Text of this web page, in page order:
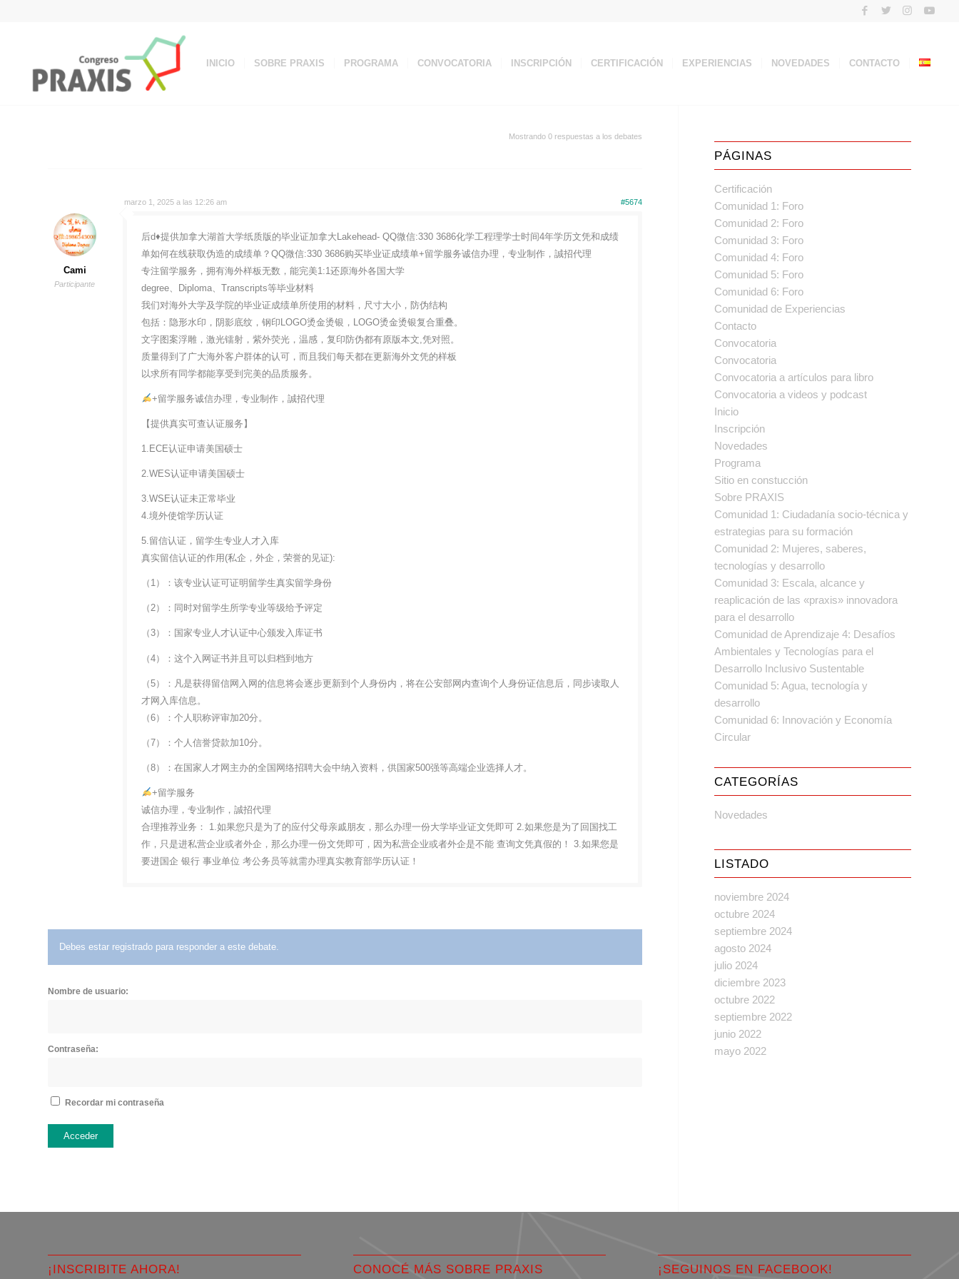
INICIO SOBRE PRAXIS PROGRAMA CONVOCATORIA INSCRIPCIÓN CERTIFICACIÓN EXPERIENCIAS NOVEDADES CONTACTO
Mostrando 0 respuestas a los debates
marzo 1, 2025 a las 12:26 am #5674
Cami
Participante
后d♦提供加拿大湖首大学纸质版的毕业证加拿大Lakehead- QQ微信:330 3686化学工程理学士时间4年学历文凭和成绩
单如何在线获取伪造的成绩单？QQ微信:330 3686购买毕业证成绩单+留学服务诚信办理，专业制作，誠招代理
专注留学服务，拥有海外样板无数，能完美1:1还原海外各国大学
degree、Diploma、Transcripts等毕业材料
我们对海外大学及学院的毕业证成绩单所使用的材料，尺寸大小，防伪结构
包括：隐形水印，阴影底纹，钢印LOGO烫金烫银，LOGO烫金烫银复合重叠。
文字图案浮雕，激光镭射，紫外荧光，温感，复印防伪都有原版本文,凭对照。
质量得到了广大海外客户群体的认可，而且我们每天都在更新海外文凭的样板
以求所有同学都能享受到完美的品质服务。
+留学服务诚信办理，专业制作，誠招代理
【提供真实可查认证服务】
1.ECE认证申请美国硕士
2.WES认证申请美国硕士
3.WSE认证未正常毕业
4.境外使馆学历认证
5.留信认证，留学生专业人才入库
真实留信认证的作用(私企，外企，荣誉的见证):
（1）：该专业认证可证明留学生真实留学身份
（2）：同时对留学生所学专业等级给予评定
（3）：国家专业人才认证中心颁发入库证书
（4）：这个入网证书并且可以归档到地方
（5）：凡是获得留信网入网的信息将会逐步更新到个人身份内，将在公安部网内查询个人身份证信息后，同步读取人
才网入库信息。
（6）：个人职称评审加20分。
（7）：个人信誉贷款加10分。
（8）：在国家人才网主办的全国网络招聘大会中纳入资料，供国家500强等高端企业选择人才。
+留学服务
诚信办理，专业制作，誠招代理
合理推荐业务： 1.如果您只是为了的应付父母亲戚朋友，那么办理一份大学毕业证文凭即可 2.如果您是为了回国找工
作，只是进私营企业或者外企，那么办理一份文凭即可，因为私营企业或者外企是不能 查询文凭真假的！ 3.如果您是
要进国企 银行 事业单位 考公务员等就需办理真实教育部学历认证！
Debes estar registrado para responder a este debate.
Nombre de usuario:
Contraseña:
Recordar mi contraseña
Acceder
PÁGINAS
Certificación
Comunidad 1: Foro
Comunidad 2: Foro
Comunidad 3: Foro
Comunidad 4: Foro
Comunidad 5: Foro
Comunidad 6: Foro
Comunidad de Experiencias
Contacto
Convocatoria
Convocatoria
Convocatoria a artículos para libro
Convocatoria a videos y podcast
Inicio
Inscripción
Novedades
Programa
Sitio en constucción
Sobre PRAXIS
Comunidad 1: Ciudadanía socio-técnica y
estrategias para su formación
Comunidad 2: Mujeres, saberes,
tecnologías y desarrollo
Comunidad 3: Escala, alcance y
reaplicación de las «praxis» innovadora
para el desarrollo
Comunidad de Aprendizaje 4: Desafíos
Ambientales y Tecnologías para el
Desarrollo Inclusivo Sustentable
Comunidad 5: Agua, tecnología y
desarrollo
Comunidad 6: Innovación y Economía
Circular
CATEGORÍAS
Novedades
LISTADO
noviembre 2024
octubre 2024
septiembre 2024
agosto 2024
julio 2024
diciembre 2023
octubre 2022
septiembre 2022
junio 2022
mayo 2022
¡INSCRIBITE AHORA! CONOCÉ MÁS SOBRE PRAXIS ¡SEGUINOS EN FACEBOOK!